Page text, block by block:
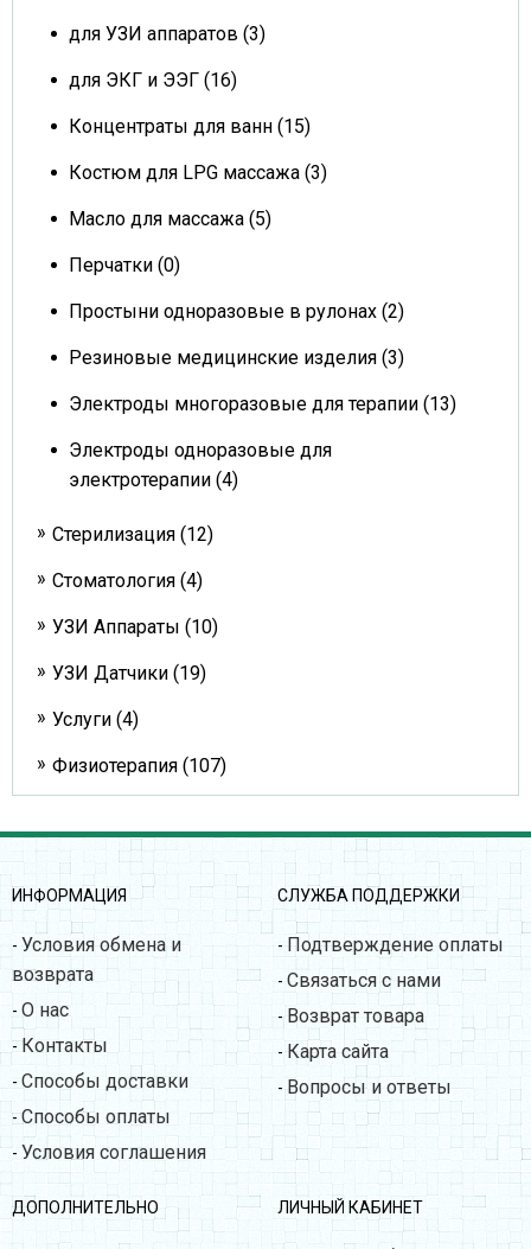
для УЗИ аппаратов (3)
для ЭКГ и ЭЭГ (16)
Концентраты для ванн (15)
Костюм для LPG массажа (3)
Масло для массажа (5)
Перчатки (0)
Простыни одноразовые в рулонах (2)
Резиновые медицинские изделия (3)
Электроды многоразовые для терапии (13)
Электроды одноразовые для
электротерапии (4)
Стерилизация (12)
Стоматология (4)
УЗИ Аппараты (10)
УЗИ Датчики (19)
Услуги (4)
Физиотерапия (107)
ИНФОРМАЦИЯ
- Условия обмена и
возврата
- О нас
-Контакты
- Способы доставки
-Способы оплаты
- Условия соглашения
СЛУЖБА ПОДДЕРЖКИ
-Подтверждение оплаты
- Связаться с нами
-Возврат товара
-Карта сайта
-Вопросы и ответы
ДОПОЛНИТЕЛЬНО ЛИЧНЫЙ КАБИНЕТ